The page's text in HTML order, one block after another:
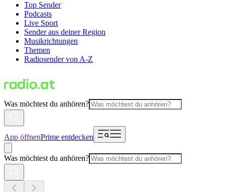
Top Sender
Podcasts
Live Sport
Sender aus deiner Region
Musikrichtungen
Themen
Radiosender von A-Z
Was möchtest du anhören?
App öffnenPrime entdecken
Was möchtest du anhören?